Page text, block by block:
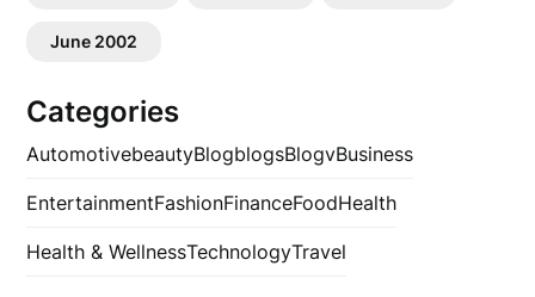
June 2002
Categories
AutomotivebeautyBlogblogsBlogvBusiness
EntertainmentFashionFinanceFoodHealth
Health & WellnessTechnologyTravel